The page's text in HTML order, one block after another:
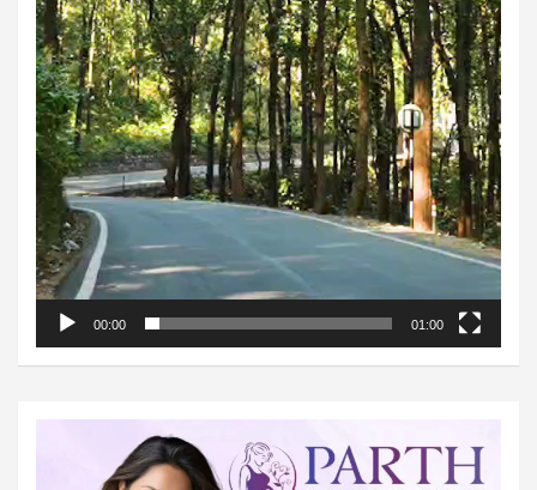
00:00 01:00